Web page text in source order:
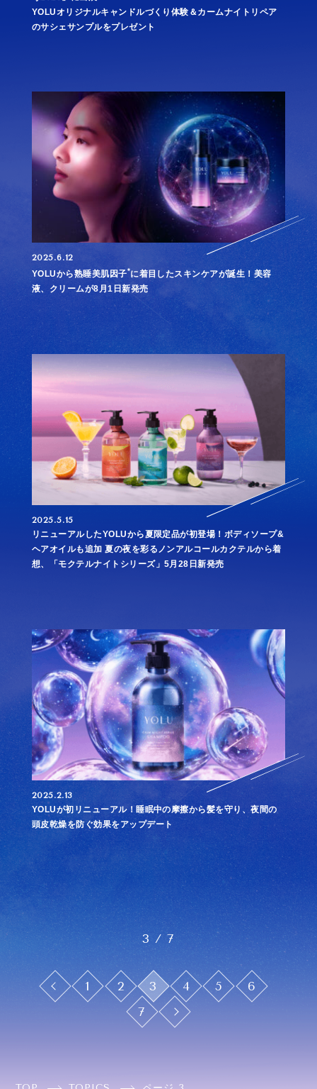
YOLUオリジナルキャンドルづくり体験＆カームナイトリペア
のサシェサンプルをプレゼント
2025.6.12
YOLUから熟睡美肌因子*に着目したスキンケアが誕生！美容
液、クリームが8月1日新発売
2025.5.15
リニューアルしたYOLUから夏限定品が初登場！ボディソープ&
ヘアオイルも追加 夏の夜を彩るノンアルコールカクテルから着
想、「モクテルナイトシリーズ」5月28日新発売
2025.2.13
YOLUが初リニューアル！睡眠中の摩擦から髪を守り、夜間の
頭皮乾燥を防ぐ効果をアップデート
3 / 7
1 2 3 4 5
6
7